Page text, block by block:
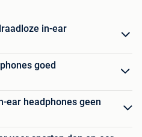
in-ear
goed
ear headphones geen